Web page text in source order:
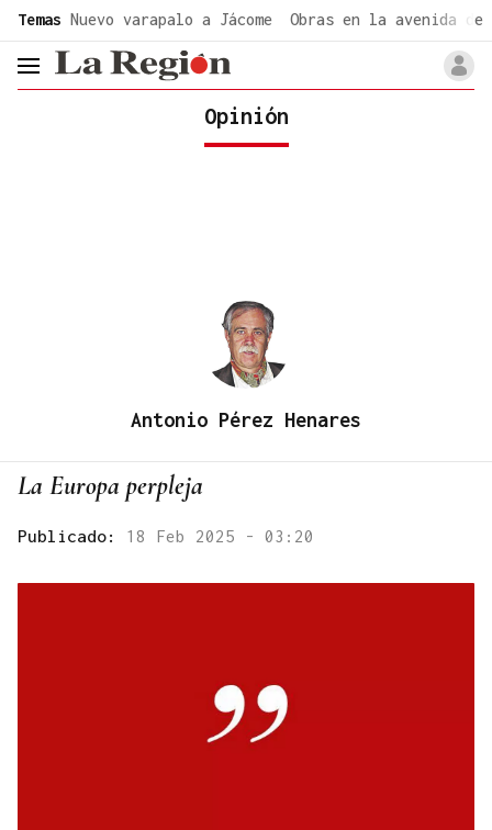
Temas Nuevo varapalo a Jácome Obras en la avenida de
header.menu.open
Opinión
Antonio Pérez Henares
La Europa perpleja
Publicado: 18 Feb 2025 - 03:20